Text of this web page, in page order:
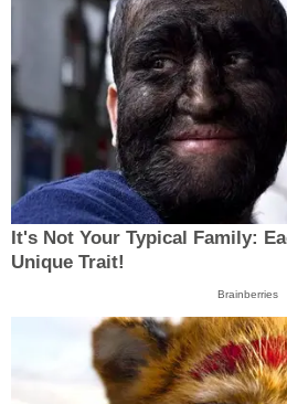
It's Not Your Typical Family:
Unique Trait!
Brainberries